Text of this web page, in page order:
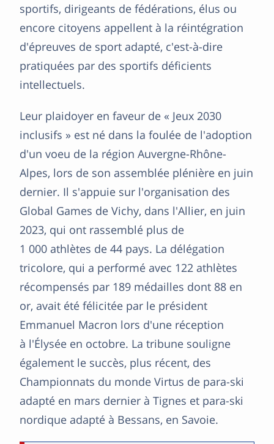
sportifs, dirigeants de fédérations, élus ou
encore citoyens appellent à la réintégration
d'épreuves de sport adapté, c'est-à-dire
pratiquées par des sportifs déficients
intellectuels.
Leur plaidoyer en faveur de « Jeux 2030
inclusifs » est né dans la foulée de l'adoption
d'un voeu de la région Auvergne-Rhône-
Alpes, lors de son assemblée plénière en juin
dernier. Il s'appuie sur l'organisation des
Global Games de Vichy, dans l'Allier, en juin
2023, qui ont rassemblé plus de
1 000 athlètes de 44 pays. La délégation
tricolore, qui a performé avec 122 athlètes
récompensés par 189 médailles dont 88 en
or, avait été félicitée par le président
Emmanuel Macron lors d'une réception
à l'Élysée en octobre. La tribune souligne
également le succès, plus récent, des
Championnats du monde Virtus de para-ski
adapté en mars dernier à Tignes et para-ski
nordique adapté à Bessans, en Savoie.